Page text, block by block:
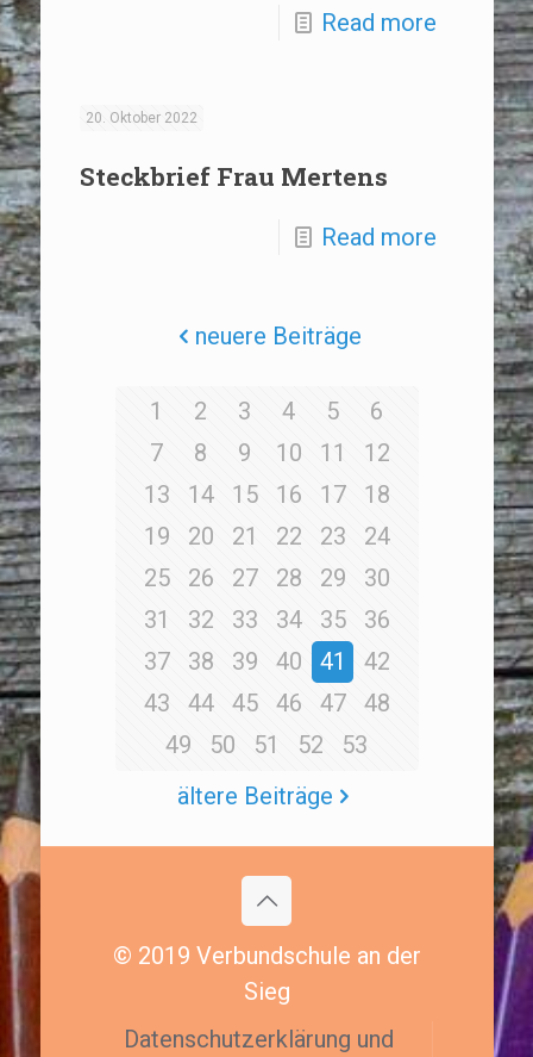
Read more
20. Oktober 2022
Steckbrief Frau Mertens
Read more
neuere Beiträge
1 2 3 4 5
6
7
8 9 10 11
12
13
14 15 16 17
18
19
20 21 22 23
24
25
26 27 28 29
30
31
32 33 34 35
36
37
38 39 40 41
42
43
44 45 46 47
48
49
50 51 52
53
ältere Beiträge
© 2019 Verbundschule an der
Sieg
Datenschutzerklärung und